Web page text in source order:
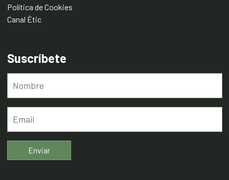
Política de Cookies
Canal Ètic
Suscríbete